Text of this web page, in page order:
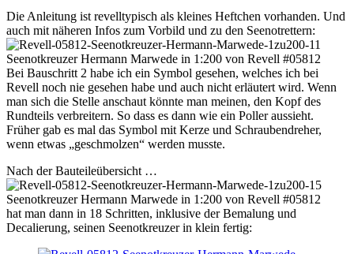
Die Anleitung ist revelltypisch als kleines Heftchen vorhanden. Und
auch mit näheren Infos zum Vorbild und zu den Seenotrettern:
Bei Bauschritt 2 habe ich ein Symbol gesehen, welches ich bei
Revell noch nie gesehen habe und auch nicht erläutert wird. Wenn
man sich die Stelle anschaut könnte man meinen, den Kopf des
Rundteils verbreitern. So dass es dann wie ein Poller aussieht.
Früher gab es mal das Symbol mit Kerze und Schraubendreher,
wenn etwas „geschmolzen“ werden musste.
Nach der Bauteileübersicht …
hat man dann in 18 Schritten, inklusive der Bemalung und
Decalierung, seinen Seenotkreuzer in klein fertig: